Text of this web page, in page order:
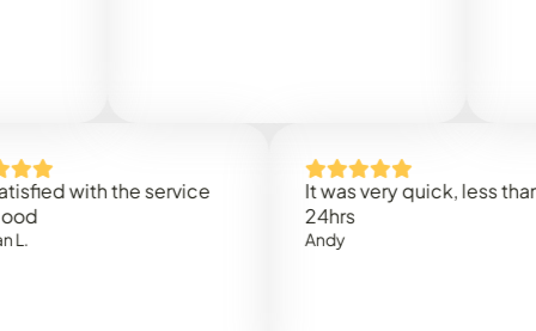
with the service
It was very quick, less than